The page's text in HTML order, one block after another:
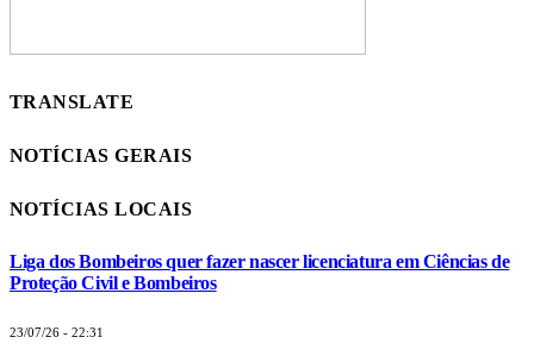
TRANSLATE
NOTÍCIAS GERAIS
NOTÍCIAS LOCAIS
Liga dos Bombeiros quer fazer nascer licenciatura em Ciências de
Proteção Civil e Bombeiros
23/07/26 - 22:31